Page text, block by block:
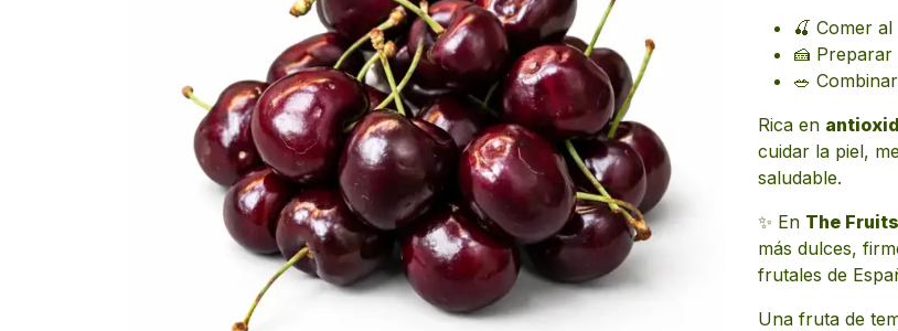
🍒 Comer
🍰
🥗
Rica en
cuidar la piel,
saludable.
✨ En The
más dulces,
frutales de
Una fruta de